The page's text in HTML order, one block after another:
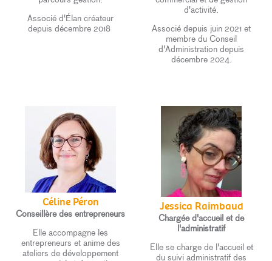
Associé d'Élan créateur
depuis décembre 2018
d'activité.
Associé depuis juin 2021 et
membre du Conseil
d'Administration depuis
décembre 2024.
Céline Péron
Conseillère des entrepreneurs
Elle accompagne les
entrepreneurs et anime des
ateliers de développement
Jessica Raimbaud
Chargée d'accueil et de
l'administratif
Elle se charge de l'accueil et
du suivi administratif des